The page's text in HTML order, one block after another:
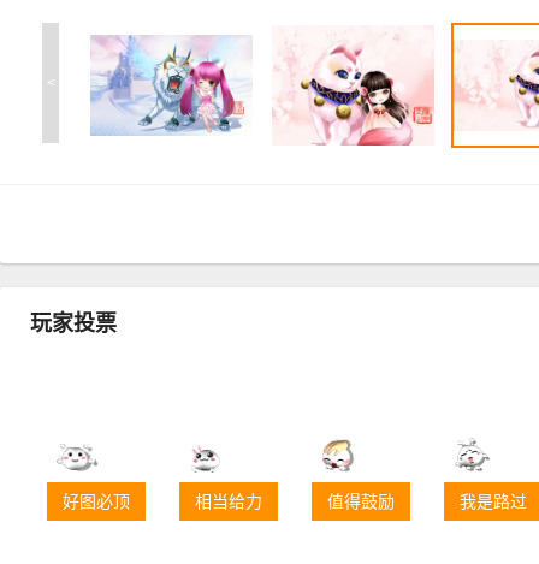
<
玩家投票
好图必顶 相当给力 值得鼓励 我是路过